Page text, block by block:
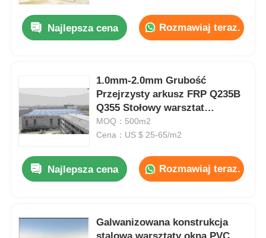
Wycieczka po fabryce
Kontrola jakości
Skontaktuj się z nami
Poprosić o wycenę
Dom prefabrykowany ze stali lekkiej
warsztat konstrukcji stalowych
Najlepsza cena Rozmawiaj teraz.
1.0mm-2.0mm Grubość
Przejrzysty arkusz FRP Q235B
Q355 Stołowy warsztat
konstrukcji
MOQ：500m2
Cena：US $ 25-65/m2
Najlepsza cena Rozmawiaj teraz.
Galwanizowana konstrukcja
stalowa warsztaty okna PVC